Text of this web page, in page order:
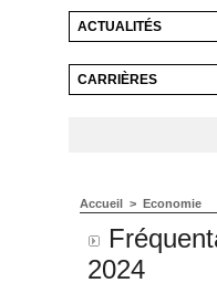
ACTUALITÉS
CARRIÈRES
Accueil > Economie
2024